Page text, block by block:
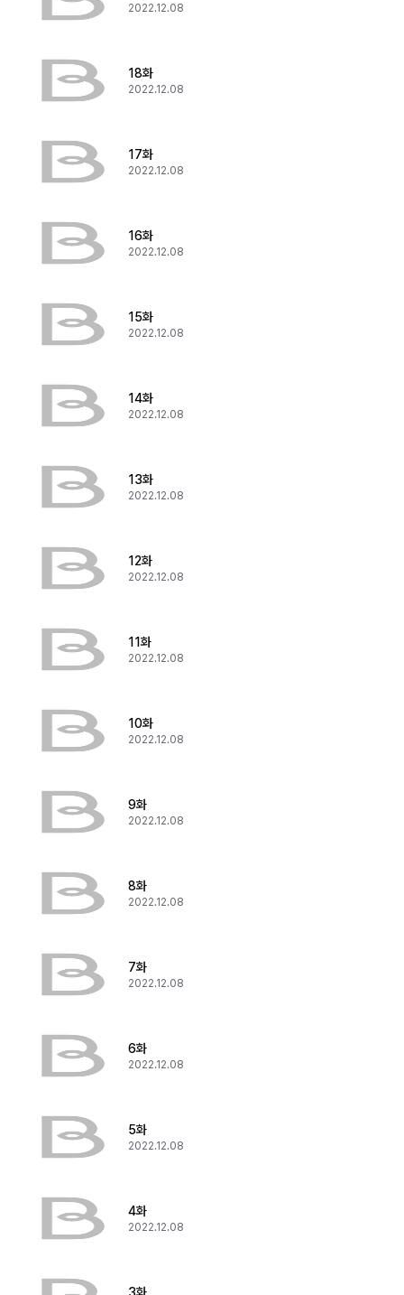
2022.12.08
18화
2022.12.08
17화
2022.12.08
16화
2022.12.08
15화
2022.12.08
14화
2022.12.08
13화
2022.12.08
12화
2022.12.08
11화
2022.12.08
10화
2022.12.08
9화
2022.12.08
8화
2022.12.08
7화
2022.12.08
6화
2022.12.08
5화
2022.12.08
4화
2022.12.08